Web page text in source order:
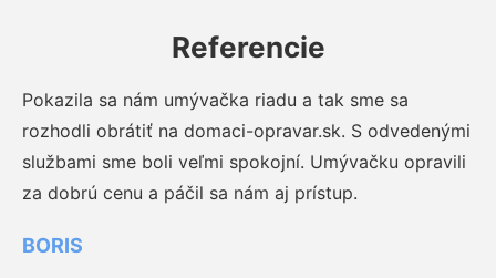
Referencie
Pokazila sa nám umývačka riadu a tak sme sa
rozhodli obrátiť na domaci-opravar.sk. S odvedenými
službami sme boli veľmi spokojní. Umývačku opravili
za dobrú cenu a páčil sa nám aj prístup.
BORIS